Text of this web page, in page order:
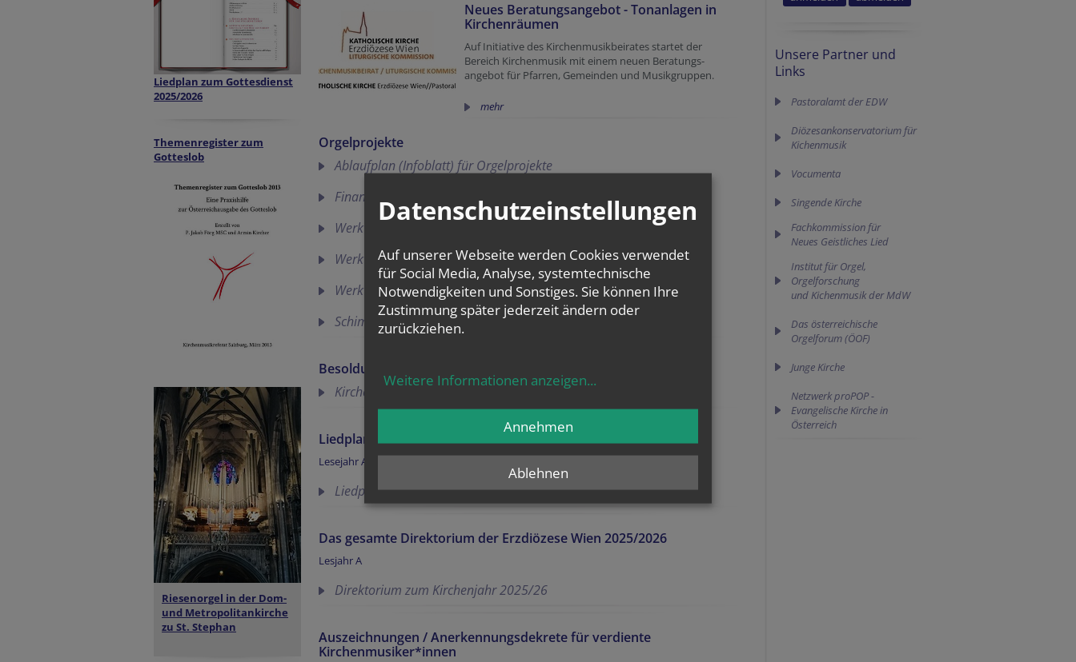
Liedplan zum Gottesdienst
2025/2026
Themenregister zum
Gotteslob
Riesenorgel in der Dom-
und Metropolitankirche
zu St. Stephan
Neues Beratungsangebot - Tonanlagen in
Kirchenräumen
Auf Initiative des Kirchenmusikbeirates startet der
Bereich Kirchenmusik mit einem neuen Beratungs-
angebot für Pfarren, Gemeinden und Musikgruppen.
mehr
Orgelprojekte
Ablaufplan (Infoblatt) für Orgelprojekte
Finanzierungsplan für Orgelprojekte
Werkvertrag für Instandsetzung/Restaurierung einer Orgel
Werkvertrag für Herstellung und Lieferung einer neuen Orgel
Werkvertrag über Wartung und Stimmung einer Orgel
Schimmelvorbeugung in Orgeln und Kirchenräumen
Besoldung für Kirchenmusiker*innen
Kirchenmusiker*innentarife 2026
Liedplan des Direktoriums der Erzdiözese Wien
Lesejahr A
Liedplan zum Kirchenjahr 2025/26
Das gesamte Direktorium der Erzdiözese Wien 2025/2026
Lesjahr A
Direktorium zum Kirchenjahr 2025/26
Auszeichnungen / Anerkennungsdekrete für verdiente
Kirchenmusiker*innen
Unsere Partner und
Links
Pastoralamt der EDW
Diözesankonservatorium für
Kichenmusik
Vocumenta
Singende Kirche
Fachkommission für
Neues Geistliches Lied
Institut für Orgel,
Orgelforschung
und Kichenmusik der MdW
Das österreichische
Orgelforum (ÖOF)
Junge Kirche
Netzwerk proPOP -
Evangelische Kirche in
Österreich
Datenschutzeinstellungen
Auf unserer Webseite werden Cookies verwendet
für Social Media, Analyse, systemtechnische
Notwendigkeiten und Sonstiges. Sie können Ihre
Zustimmung später jederzeit ändern oder
zurückziehen.
Weitere Informationen anzeigen...
Ablehnen
Annehmen